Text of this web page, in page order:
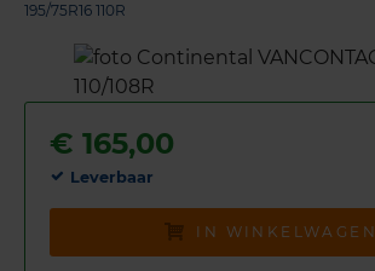
195/75R16 110R
€ 165,00
Leverbaar
IN WINKELWAGEN